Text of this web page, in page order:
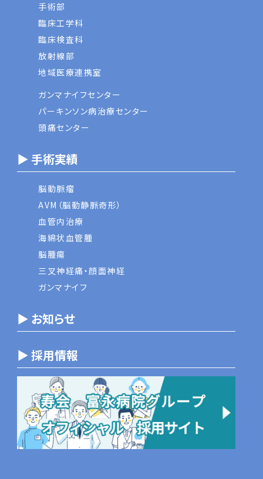
手術部
臨床工学科
臨床検査科
放射線部
地域医療連携室
ガンマナイフセンター
パーキンソン病治療センター
頭痛センター
▶ 手術実績
脳動脈瘤
AVM（脳動静脈奇形）
血管内治療
海綿状血管腫
脳腫瘍
三叉神経痛・顔面神経
ガンマナイフ
▶ お知らせ
▶ 採用情報